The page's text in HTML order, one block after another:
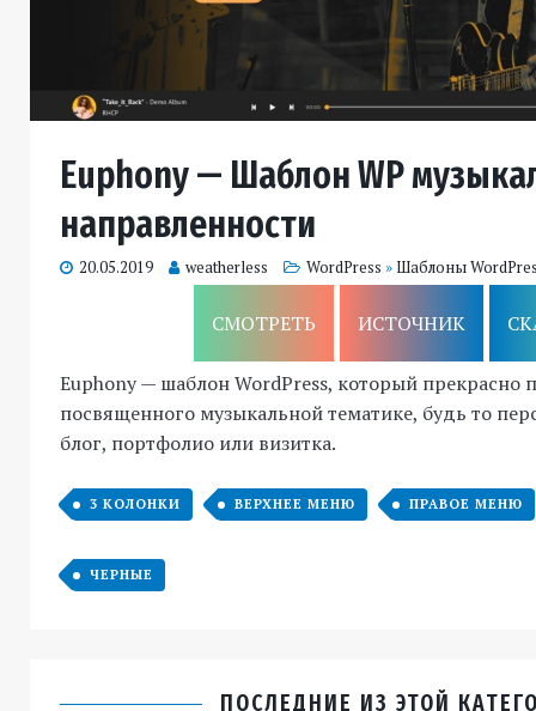
Euphony — Шаблон WP
направленности
20.05.2019 weatherless WordPress » Шаблоны
СМОТРЕТЬ ИСТОЧНИК
Euphony — шаблон WordPress, который прекрасно
посвященного музыкальной тематике, будь то
блог, портфолио или визитка.
3 КОЛОНКИ ВЕРХНЕЕ МЕНЮ ПРАВОЕ МЕНЮ
ЧЕРНЫЕ
ПОСЛЕДНИЕ ИЗ ЭТОЙ